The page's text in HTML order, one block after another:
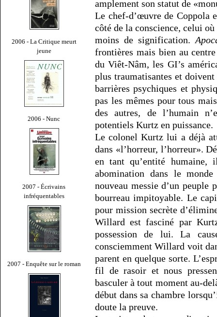
2006 - La Critique meurt
jeune
2006 - Nunc
2007 - Écrivains
infréquentables
2007 - Enquête sur le roman
amplement son statut de
Le chef-d’œuvre de Coppola
côté de la conscience, celui
moins de signification.
frontières mais bien au
du Viêt-Nâm, les GI’s
plus traumatisantes et
barrières psychiques et
pas les mêmes pour tous
des autres, de l’humain
potentiels Kurtz en puissance.
Le colonel Kurtz lui a déjà
dans «l’horreur, l’horreur».
en tant qu’entité humaine,
abomination dans le
nouveau messie d’un
bourreau impitoyable. Le
pour mission secrète
Willard est fasciné par
possession de lui. La
consciemment Willard voit
parent en quelque sorte.
fil de rasoir et nous
basculer à tout moment au-
début dans sa chambre
doute la preuve.